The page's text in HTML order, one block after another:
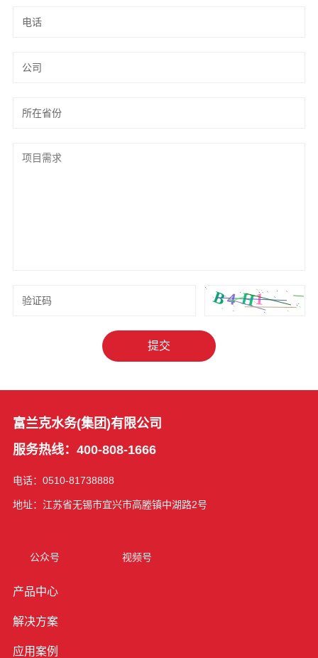
提交
富兰克水务(集团)有限公司
服务热线：400-808-1666
电话：0510-81738888
地址：江苏省无锡市宜兴市高塍镇中湖路2号
公众号 视频号
产品中心
解决方案
应用案例